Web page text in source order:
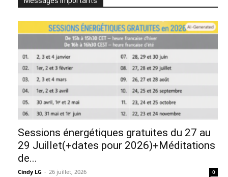
Sessions énergétiques gratuites du 27 au
29 Juillet(+dates pour 2026)+Méditations
de...
Cindy LG - 26 juillet, 2026 0